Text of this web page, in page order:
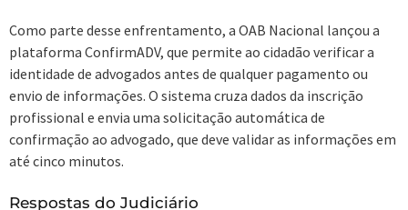
Como parte desse enfrentamento, a OAB Nacional lançou a
plataforma ConfirmADV, que permite ao cidadão verificar a
identidade de advogados antes de qualquer pagamento ou
envio de informações. O sistema cruza dados da inscrição
profissional e envia uma solicitação automática de
confirmação ao advogado, que deve validar as informações em
até cinco minutos.
Respostas do Judiciário